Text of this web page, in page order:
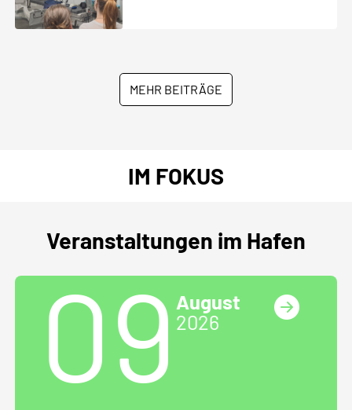
MEHR BEITRÄGE
IM FOKUS
Veranstaltungen im Hafen
09August
2026